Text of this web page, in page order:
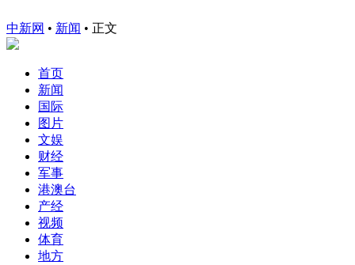
中新网 • 新闻 • 正文
首页
新闻
国际
图片
文娱
财经
军事
港澳台
产经
视频
体育
地方